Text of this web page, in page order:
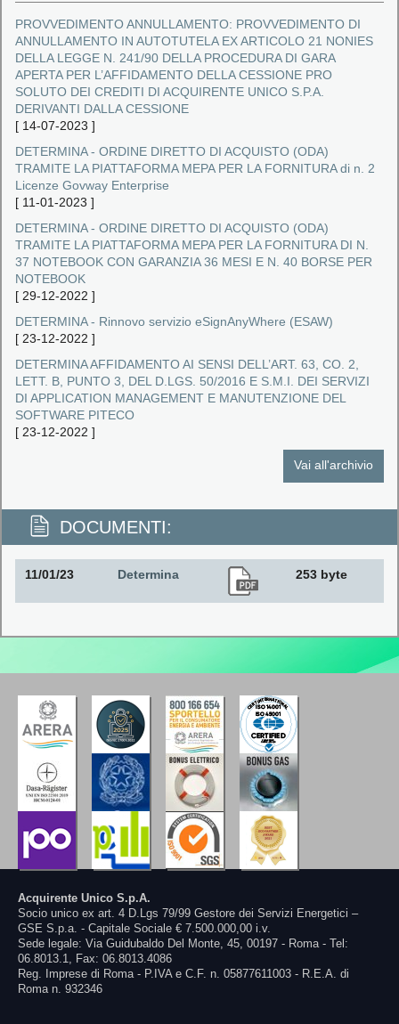
PROVVEDIMENTO ANNULLAMENTO: PROVVEDIMENTO DI
ANNULLAMENTO IN AUTOTUTELA EX ARTICOLO 21 NONIES
DELLA LEGGE N. 241/90 DELLA PROCEDURA DI GARA
APERTA PER L’AFFIDAMENTO DELLA CESSIONE PRO
SOLUTO DEI CREDITI DI ACQUIRENTE UNICO S.P.A.
DERIVANTI DALLA CESSIONE
[ 14-07-2023 ]
DETERMINA - ORDINE DIRETTO DI ACQUISTO (ODA)
TRAMITE LA PIATTAFORMA MEPA PER LA FORNITURA di n. 2
Licenze Govway Enterprise
[ 11-01-2023 ]
DETERMINA - ORDINE DIRETTO DI ACQUISTO (ODA)
TRAMITE LA PIATTAFORMA MEPA PER LA FORNITURA DI N.
37 NOTEBOOK CON GARANZIA 36 MESI E N. 40 BORSE PER
NOTEBOOK
[ 29-12-2022 ]
DETERMINA - Rinnovo servizio eSignAnyWhere (ESAW)
[ 23-12-2022 ]
DETERMINA AFFIDAMENTO AI SENSI DELL’ART. 63, CO. 2,
LETT. B, PUNTO 3, DEL D.LGS. 50/2016 E S.M.I. DEI SERVIZI
DI APPLICATION MANAGEMENT E MANUTENZIONE DEL
SOFTWARE PITECO
[ 23-12-2022 ]
Vai all'archivio
DOCUMENTI:
11/01/23 Determina 253 byte
Acquirente Unico S.p.A.
Socio unico ex art. 4 D.Lgs 79/99 Gestore dei Servizi Energetici –
GSE S.p.a. - Capitale Sociale € 7.500.000,00 i.v.
Sede legale: Via Guidubaldo Del Monte, 45, 00197 - Roma - Tel:
06.8013.1, Fax: 06.8013.4086
Reg. Imprese di Roma - P.IVA e C.F. n. 05877611003 - R.E.A. di
Roma n. 932346